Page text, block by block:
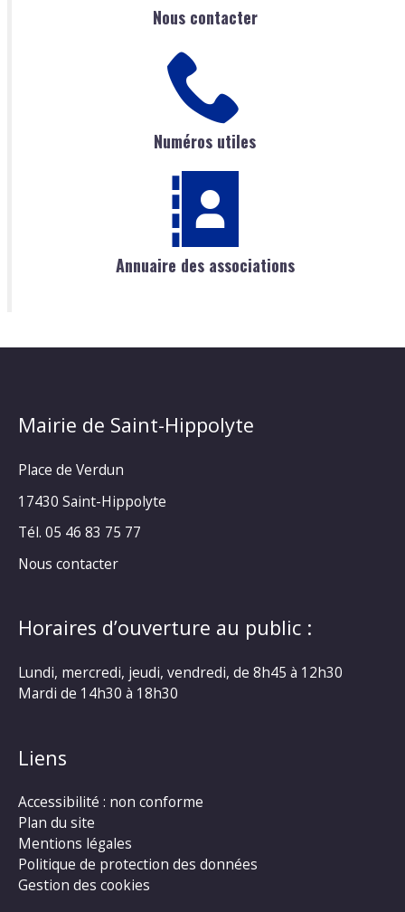
Nous contacter
Numéros utiles
Annuaire des associations
Mairie de Saint-Hippolyte
Place de Verdun
17430 Saint-Hippolyte
Tél. 05 46 83 75 77
Nous contacter
Horaires d’ouverture au public :
Lundi, mercredi, jeudi, vendredi, de 8h45 à 12h30
Mardi de 14h30 à 18h30
Liens
Accessibilité : non conforme
Plan du site
Mentions légales
Politique de protection des données
Gestion des cookies